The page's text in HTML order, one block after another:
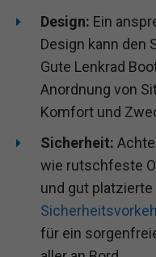
Design: Ein
Design kann den
Gute Lenkrad
Anordnung von
Komfort und
Sicherheit:
wie rutschfeste
und gut
für ein